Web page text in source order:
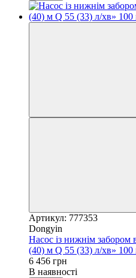
Артикул: 777353
Dongyin
Насос із нижнім
(40) м Q 55 (33) л/хв»
6 456 грн
В наявності